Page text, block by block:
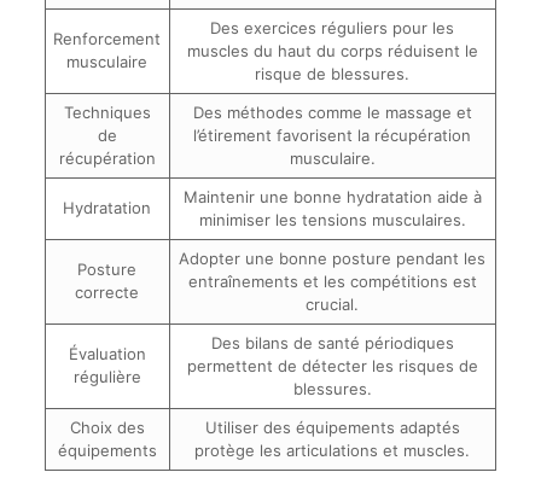
Renforcement
musculaire
Des exercices réguliers pour les
muscles du haut du corps réduisent le
risque de blessures.
Techniques
de
récupération
Des méthodes comme le massage et
l’étirement favorisent la récupération
musculaire.
Hydratation
Maintenir une bonne hydratation aide à
minimiser les tensions musculaires.
Posture
correcte
Adopter une bonne posture pendant les
entraînements et les compétitions est
crucial.
Évaluation
régulière
Des bilans de santé périodiques
permettent de détecter les risques de
blessures.
Choix des
équipements
Utiliser des équipements adaptés
protège les articulations et muscles.